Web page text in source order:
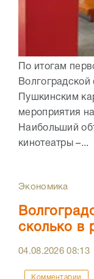
По итогам
Волгоградской
Пушкинским
мероприятия
Наибольший
кинотеатры –...
Экономика
сколько в
04.08.202608:13
Комментарии